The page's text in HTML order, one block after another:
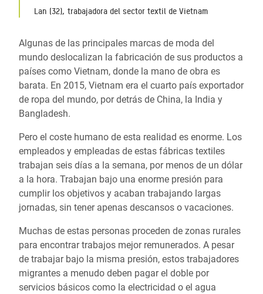
Lan (32), trabajadora del sector textil de Vietnam
Algunas de las principales marcas de moda del
mundo deslocalizan la fabricación de sus productos a
países como Vietnam, donde la mano de obra es
barata. En 2015, Vietnam era el cuarto país exportador
de ropa del mundo, por detrás de China, la India y
Bangladesh.
Pero el coste humano de esta realidad es enorme. Los
empleados y empleadas de estas fábricas textiles
trabajan seis días a la semana, por menos de un dólar
a la hora. Trabajan bajo una enorme presión para
cumplir los objetivos y acaban trabajando largas
jornadas, sin tener apenas descansos o vacaciones.
Muchas de estas personas proceden de zonas rurales
para encontrar trabajos mejor remunerados. A pesar
de trabajar bajo la misma presión, estos trabajadores
migrantes a menudo deben pagar el doble por
servicios básicos como la electricidad o el agua